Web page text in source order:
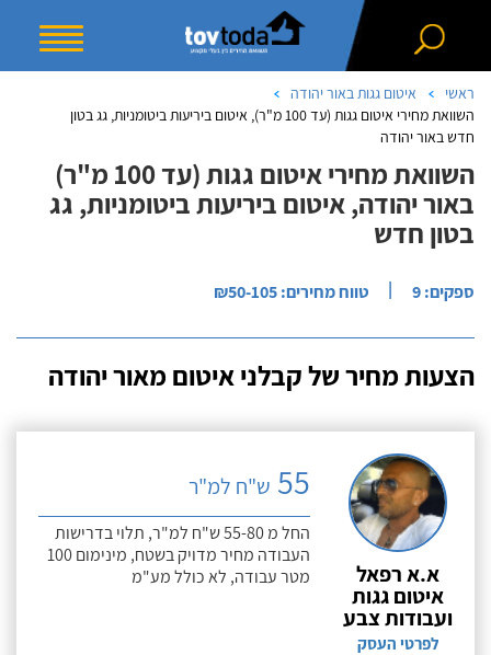
ראשי
איטום גגות באור יהודה
השוואת מחירי איטום גגות (עד 100 מ"ר), איטום ביריעות ביטומניות, גג בטון
חדש באור יהודה
השוואת מחירי איטום גגות (עד 100 מ"ר)
באור יהודה, איטום ביריעות ביטומניות, גג
בטון חדש
ספקים: 9 | טווח מחירים: ₪50-105
הצעות מחיר של קבלני איטום מאור יהודה
א.א רפאל
איטום גגות
ועבודות צבע
לפרטי העסק
55 ש"ח למ"ר
החל מ 55-80 ש"ח למ"ר, תלוי בדרישות
העבודה מחיר מדויק בשטח, מינימום 100
מטר עבודה, לא כולל מע"מ